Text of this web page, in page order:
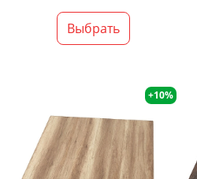
Выбрать
+10%